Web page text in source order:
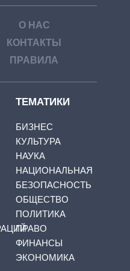
О НАС
КОНТАКТЫ
ПРАВИЛА
ТЕМАТИКИ
БИЗНЕС
КУЛЬТУРА
НАУКА
НАЦИОНАЛЬНАЯ
БЕЗОПАСНОСТЬ
ОБЩЕСТВО
ПОЛИТИКА
ПРАВО
ФИНАНСЫ
ЭКОНОМИКА